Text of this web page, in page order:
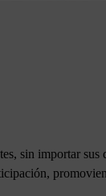
sin importar sus